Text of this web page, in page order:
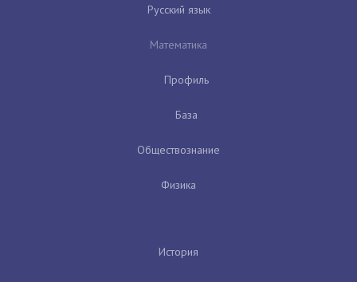
Русский язык
Математика
Профиль
База
Обществознание
Физика
История